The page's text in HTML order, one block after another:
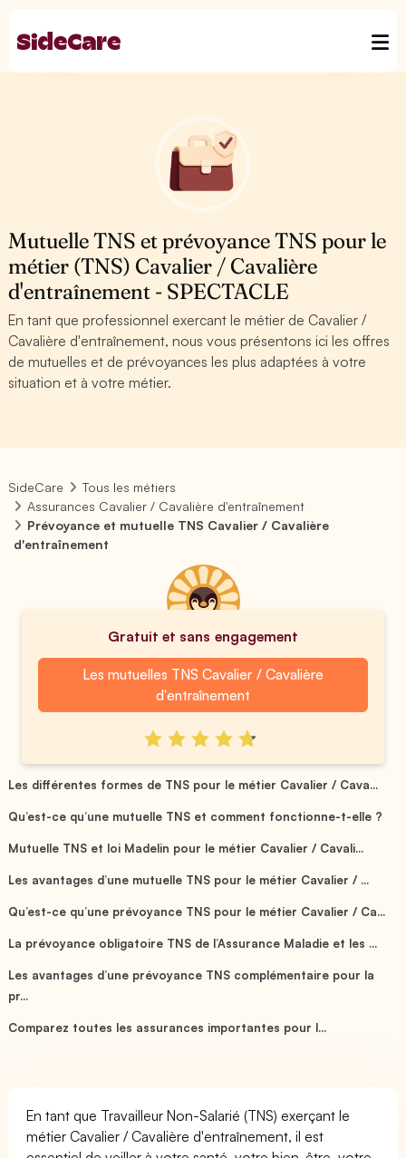
Mutuelle TNS et prévoyance TNS pour le
métier (TNS) Cavalier / Cavalière
d'entraînement - SPECTACLE
En tant que professionnel exercant le métier de Cavalier /
Cavalière d'entraînement, nous vous présentons ici les offres
de mutuelles et de prévoyances les plus adaptées à votre
situation et à votre métier.
SideCare
Tous les métiers
Assurances Cavalier / Cavalière d'entraînement
Prévoyance et mutuelle TNS Cavalier / Cavalière
d'entraînement
Gratuit et sans engagement
Les mutuelles TNS Cavalier / Cavalière
d'entraînement
Les différentes formes de TNS pour le métier Cavalier / Cava...
Qu’est-ce qu’une mutuelle TNS et comment fonctionne-t-elle ?
Mutuelle TNS et loi Madelin pour le métier Cavalier / Cavali...
Les avantages d’une mutuelle TNS pour le métier Cavalier / ...
Qu’est-ce qu’une prévoyance TNS pour le métier Cavalier / Ca...
La prévoyance obligatoire TNS de l’Assurance Maladie et les ...
Les avantages d’une prévoyance TNS complémentaire pour la
pr...
Comparez toutes les assurances importantes pour l...
En tant que Travailleur Non-Salarié (TNS) exerçant le
métier Cavalier / Cavalière d'entraînement, il est